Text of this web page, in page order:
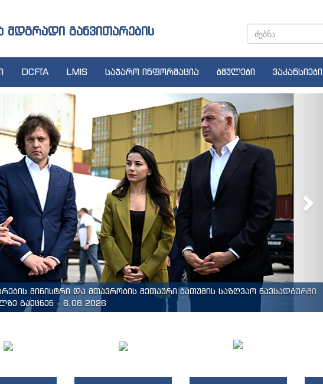
მდგრადი განვითარების
DCFTA LMIS საჯარო ინფორმაცია ბმულები ვაკანსიები
მინისტრი და მთავრობის მეთაური ბათუმის საზღვაო ნავსადგურში
გაეცნენ - 6.08.2026